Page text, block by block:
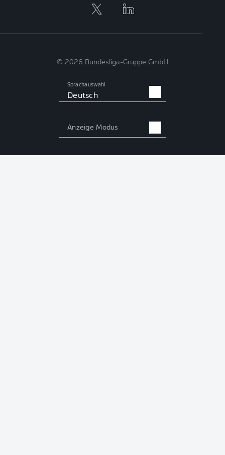
© 2026 Bundesliga-Gruppe GmbH
Sprachauswahl
Deutsch
Anzeige Modus